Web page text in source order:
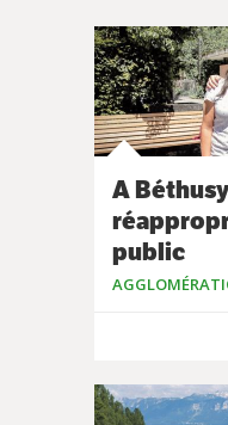
A
public